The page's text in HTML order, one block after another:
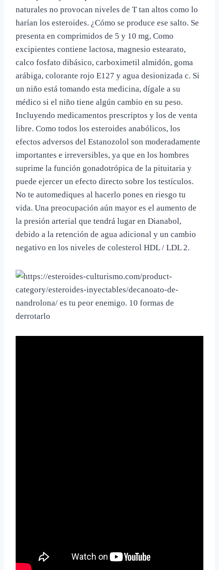
naturales no provocan niveles de T tan altos como lo
harían los esteroides. ¿Cómo se produce ese salto. Se
presenta en comprimidos de 5 y 10 mg,​ Como
excipientes contiene lactosa, magnesio estearato,
calco fosfato dibásico, carboximetil almidón, goma
arábiga, colorante rojo E127 y agua desionizada c. Si
un niño está tomando esta medicina, dígale a su
médico si el niño tiene algún cambio en su peso.
Incluyendo medicamentos prescriptos y los de venta
libre. Como todos los esteroides anabólicos, los
efectos adversos del Estanozolol son moderadamente
importantes e irreversibles, ya que en los hombres
suprime la función gonadotrópica de la pituitaria y
puede ejercer un efecto directo sobre los testículos.
No te automediques al hacerlo pones en riesgo tu
vida. Una preocupación aún mayor es el aumento de
la presión arterial que tendrá lugar en Dianabol,
debido a la retención de agua adicional y un cambio
negativo en los niveles de colesterol HDL / LDL 2.